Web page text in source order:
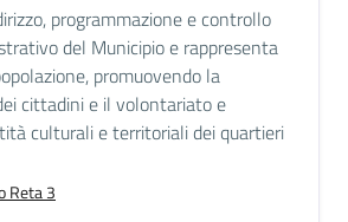
programmazione e controllo
del Municipio e rappresenta
promuovendo la
cittadini e il volontariato e
culturali e territoriali dei quartieri
Reta 3